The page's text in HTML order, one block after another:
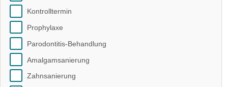
Kontrolltermin
Prophylaxe
Parodontitis-Behandlung
Amalgamsanierung
Zahnsanierung